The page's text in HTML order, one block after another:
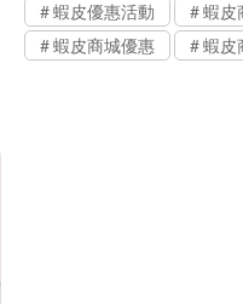
蝦皮優惠活動
蝦皮
蝦皮商城優惠
蝦皮